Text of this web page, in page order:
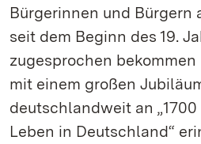
Bürgerinnen und Bürgern
seit dem Beginn des 19.
zugesprochen
mit einem großen
deutschlandweit an
Leben in Deutschland“